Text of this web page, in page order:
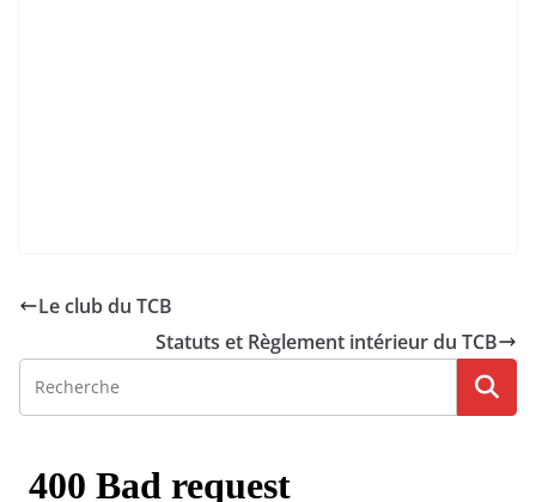
Le club du TCB
Statuts et Règlement intérieur du TCB